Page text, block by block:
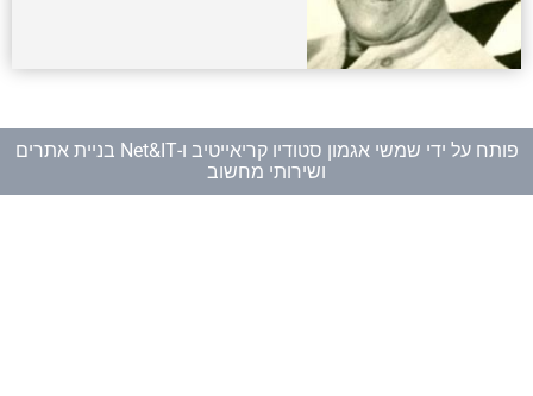
פותח על ידי שמשי אגמון סטודיו קריאייטיב ו-
Net&IT בניית אתרים
ושירותי מחשוב